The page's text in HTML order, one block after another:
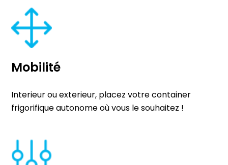
Mobilité
Interieur ou exterieur, placez votre container
frigorifique autonome où vous le souhaitez !